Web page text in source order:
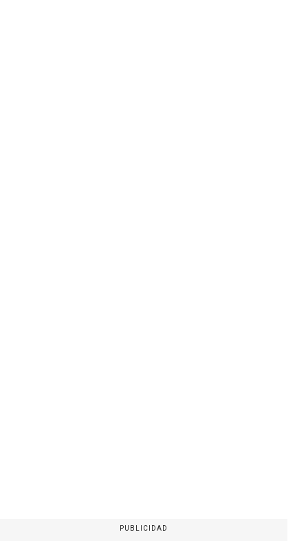
PUBLICIDAD